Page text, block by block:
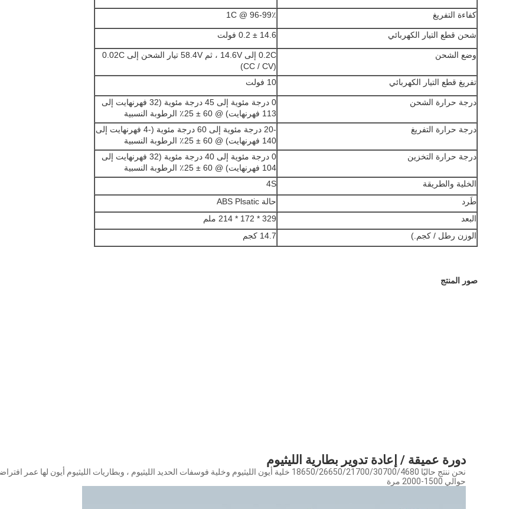
كفاءة التفريغ 96-99٪ @ 1C
شحن قطع التيار الكهربائي 14.6 ± 0.2 فولت
وضع الشحن
0.2C إلى 14.6V ، ثم 58.4V تيار الشحن إلى 0.02C
(CC / CV)
تفريغ قطع التيار الكهربائي
10 فولت
درجة حرارة الشحن
0 درجة مئوية إلى 45 درجة مئوية (32 فهرنهايت إلى
113 فهرنهايت) @ 60 ± 25٪ الرطوبة النسبية
درجة حرارة التفريغ
-20 درجة مئوية إلى 60 درجة مئوية (-4 فهرنهايت إلى
140 فهرنهايت) @ 60 ± 25٪ الرطوبة النسبية
درجة حرارة التخزين
0 درجة مئوية إلى 40 درجة مئوية (32 فهرنهايت إلى
104 فهرنهايت) @ 60 ± 25٪ الرطوبة النسبية
الخلية والطريقة
4S
طَرد
حالة ABS Plsatic
البعد
329 * 172 * 214 ملم
الوزن رطل / كجم.)
14.7 كجم
صور المنتج
دورة عميقة / إعادة تدوير بطارية الليثيوم
حوالي 1500-2000 مرة